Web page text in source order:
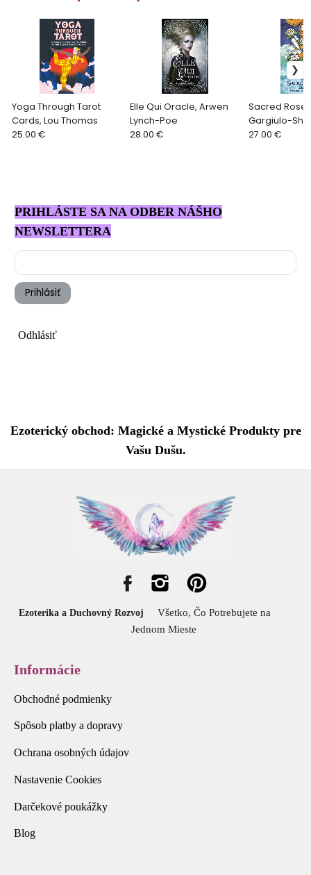
Yoga Through Tarot
Cards, Lou Thomas
25.00 €
Elle Qui Oracle, Arwen
Lynch-Poe
28.00 €
Sacred Rose
Gargiulo-
27.00 €
PRIHLÁSTE SA NA ODBER NÁŠHO
NEWSLETTERA
Prihlásiť
Odhlásiť
Ezoterický obchod: Magické a Mystické Produkty pre
Vašu Dušu.
Ezoterika a Duchovný Rozvoj
Všetko, Čo Potrebujete na
Jednom Mieste
Informácie
Obchodné podmienky
Spôsob platby a dopravy
Ochrana osobných údajov
Nastavenie Cookies
Darčekové poukážky
Blog